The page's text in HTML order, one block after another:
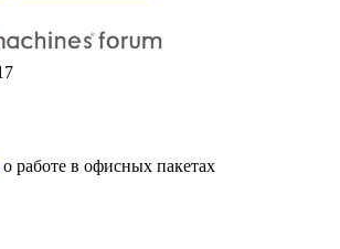
о работе в офисных пакетах